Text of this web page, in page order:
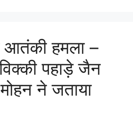
आतंकी हमला –
पहाड़े जैन
ने जताया